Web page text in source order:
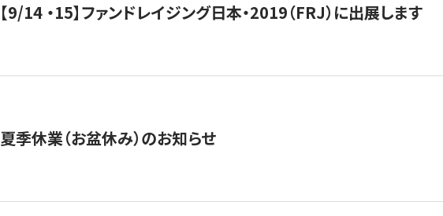
【9/14 ・15】ファンドレイジング日本・2019（FRJ）に出展します
夏季休業（お盆休み）のお知らせ